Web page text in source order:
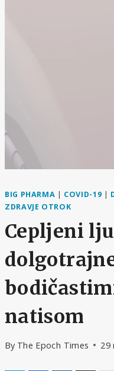
BIG PHARMA | COVID-19 |
ZDRAVJE OTROK
Cepljeni
natisom
By The Epoch Times 29